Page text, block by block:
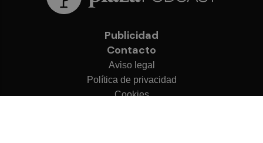
Publicidad
Contacto
Aviso legal
Política de privacidad
Cookies